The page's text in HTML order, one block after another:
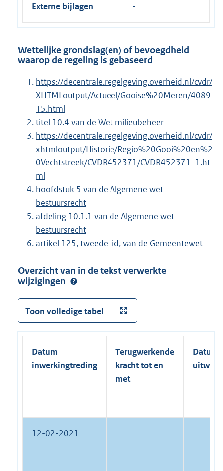
Externe bijlagen
Wettelijke grondslag(en) of bevoegdheid
waarop de regeling is gebaseerd
https://decentrale.regelgeving.overheid.nl/cvdr/
XHTMLoutput/Actueel/Gooise%20Meren/4089
15.html
titel 10.4 van de Wet milieubeheer
https://decentrale.regelgeving.overheid.nl/cvdr/
xhtmloutput/Historie/Regio%20Gooi%20en%2
0Vechtstreek/CVDR452371/CVDR452371_1.ht
ml
hoofdstuk 5 van de Algemene wet
bestuursrecht
afdeling 10.1.1 van de Algemene wet
bestuursrecht
artikel 125, tweede lid, van de Gemeentewet
Overzicht van in de tekst verwerkte
wijzigingen
Toon volledige tabel
Datum
inwerkingtreding
Terugwerkende
kracht tot en
met
Datum
12-02-2021